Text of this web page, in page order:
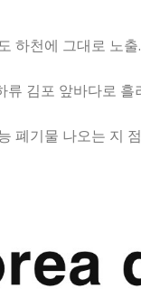
하천에 그대로 노출.
김포 앞바다로 흘
폐기물 나오는 지